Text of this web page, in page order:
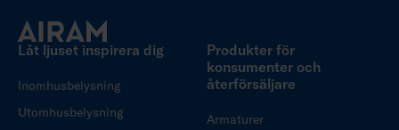
Låt ljuset inspirera dig
Inomhusbelysning
Utomhusbelysning
Produkter för
konsumenter och
återförsäljare
Armaturer